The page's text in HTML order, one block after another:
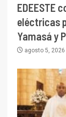
EDEESTE
eléctricas
Yamasá y
agosto 5, 2026